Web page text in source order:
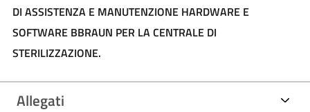
DI ASSISTENZA E MANUTENZIONE HARDWARE E
SOFTWARE BBRAUN PER LA CENTRALE DI
STERILIZZAZIONE.
Allegati